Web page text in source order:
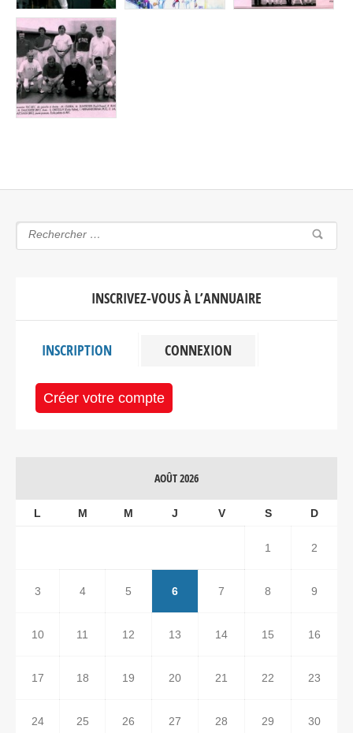
INSCRIVEZ-VOUS À L’ANNUAIRE
INSCRIPTION CONNEXION
Créer votre compte
AOÛT 2026
L M M J V S D
1 2
3 4 5 6 7 8 9
10 11 12 13 14 15 16
17 18 19 20 21 22 23
24 25 26 27 28 29 30